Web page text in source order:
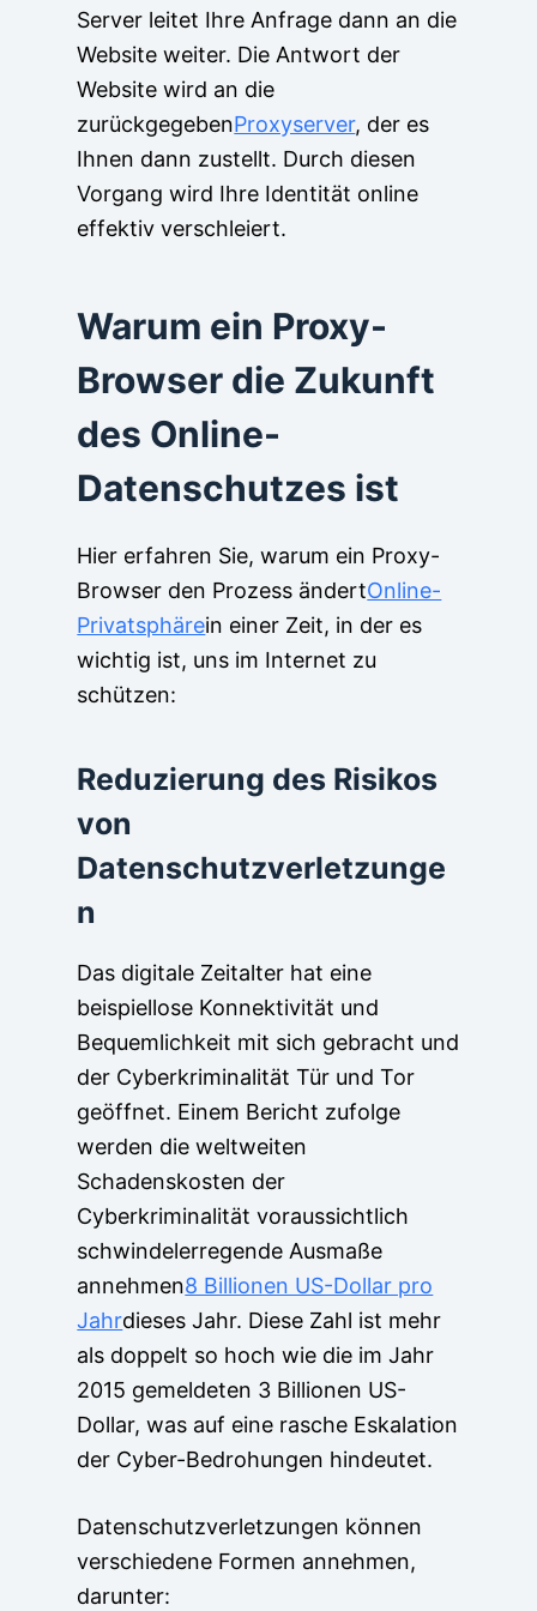
Server leitet Ihre Anfrage dann an die
Website weiter. Die Antwort der
Website wird an die
zurückgegebenProxyserver, der es
Ihnen dann zustellt. Durch diesen
Vorgang wird Ihre Identität online
effektiv verschleiert.
Warum ein Proxy-
Browser die Zukunft
des Online-
Datenschutzes ist
Hier erfahren Sie, warum ein Proxy-
Browser den Prozess ändertOnline-
Privatsphärein einer Zeit, in der es
wichtig ist, uns im Internet zu
schützen:
Reduzierung des Risikos
von
Datenschutzverletzunge
n
Das digitale Zeitalter hat eine
beispiellose Konnektivität und
Bequemlichkeit mit sich gebracht und
der Cyberkriminalität Tür und Tor
geöffnet. Einem Bericht zufolge
werden die weltweiten
Schadenskosten der
Cyberkriminalität voraussichtlich
schwindelerregende Ausmaße
annehmen8 Billionen US-Dollar pro
Jahrdieses Jahr. Diese Zahl ist mehr
als doppelt so hoch wie die im Jahr
2015 gemeldeten 3 Billionen US-
Dollar, was auf eine rasche Eskalation
der Cyber-Bedrohungen hindeutet.
Datenschutzverletzungen können
verschiedene Formen annehmen,
darunter: